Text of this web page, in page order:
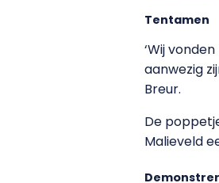
Tentamen
‘Wij
aanwezig
Breur.
De
Malieveld